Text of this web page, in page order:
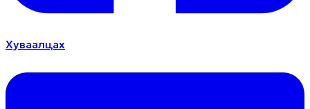
Хуваалцах